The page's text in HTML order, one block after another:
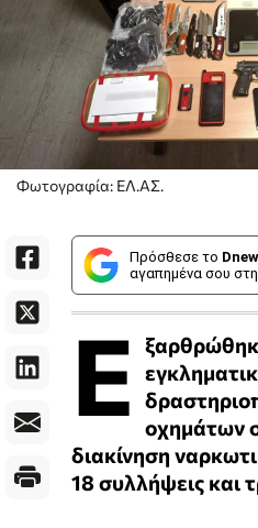
Φωτογραφία: ΕΛ.ΑΣ.
Πρόσθεσε το
αγαπημένα σου
Ε οχημάτων
διακίνηση
18 συλλήψεις και